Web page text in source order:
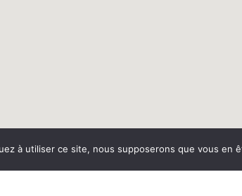
à utiliser ce site, nous supposerons que vous en